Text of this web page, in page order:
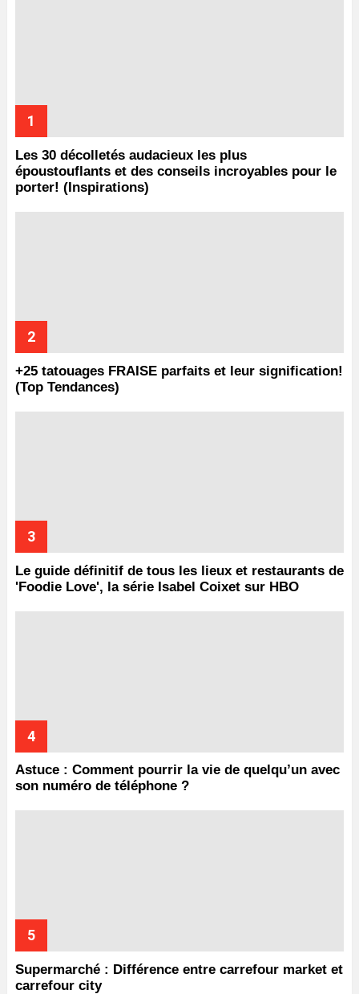
Les 30 décolletés audacieux les plus
époustouflants et des conseils incroyables pour le
porter! (Inspirations)
+25 tatouages ​​FRAISE parfaits et leur signification!
(Top Tendances)
Le guide définitif de tous les lieux et restaurants de
'Foodie Love', la série Isabel Coixet sur HBO
Astuce : Comment pourrir la vie de quelqu’un avec
son numéro de téléphone ?
Supermarché : Différence entre carrefour market et
carrefour city